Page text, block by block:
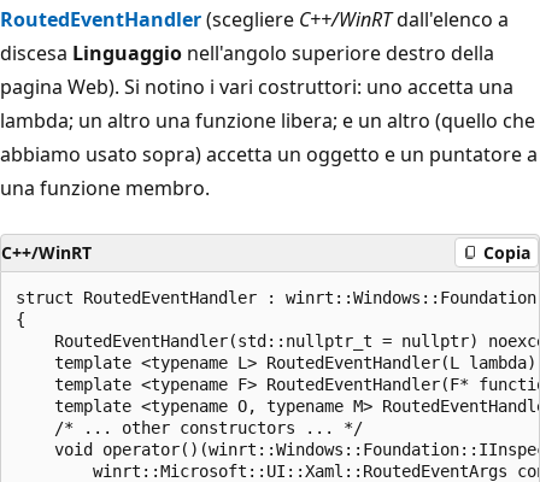
RoutedEventHandler(scegliere C++/WinRTdall'elenco a
discesa Linguaggio nell'angolo superiore destro della
pagina Web). Si notino i vari costruttori: uno accetta una
lambda; un altro una funzione libera; e un altro (quello che
abbiamo usato sopra) accetta un oggetto e un puntatore a
una funzione membro.
C++/WinRT Copia
struct RoutedEventHandler :
{
RoutedEventHandler(std::nullptr_t = nullptr)
template <typename L> RoutedEventHandler(L
template <typename F> RoutedEventHandler(F*
template <typename O, typename M>
    /* ... other constructors ... */
void
winrt::Microsoft::UI::Xaml::RoutedEventArgs